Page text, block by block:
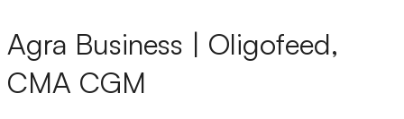
Agra Business | Oligofeed,
CMA CGM